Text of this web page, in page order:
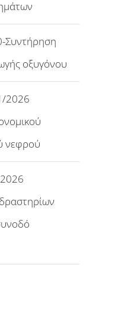
Συντήρηση
οξυγόνου
2026
νεφρού